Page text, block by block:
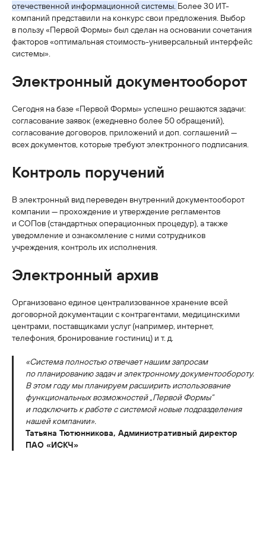
отечественной информационной системы. Более 30 ИТ-
компаний представили на конкурс свои предложения. Выбор
в пользу «Первой Формы» был сделан на основании сочетания
факторов «оптимальная стоимость-универсальный интерфейс
системы».
Электронный документооборот
Сегодня на базе «Первой Формы» успешно решаются задачи:
согласование заявок (ежедневно более 50 обращений),
согласование договоров, приложений и доп. соглашений —
всех документов, которые требуют электронного подписания.
Контроль поручений
В электронный вид переведен внутренний документооборот
компании — прохождение и утверждение регламентов
и СОПов (стандартных операционных процедур), а также
уведомление и ознакомление с ними сотрудников
учреждения, контроль их исполнения.
Электронный архив
Организовано единое централизованное хранение всей
договорной документации с контрагентами, медицинскими
центрами, поставщиками услуг (например, интернет,
телефония, бронирование гостиниц) и т. д.
«Система полностью отвечает нашим запросам
по планированию задач и электронному документообороту.
В этом году мы планируем расширить использование
функциональных возможностей „Первой Формы“
и подключить к работе с системой новые подразделения
нашей компании».
Татьяна Тютюнникова, Административный директор
ПАО «ИСКЧ»